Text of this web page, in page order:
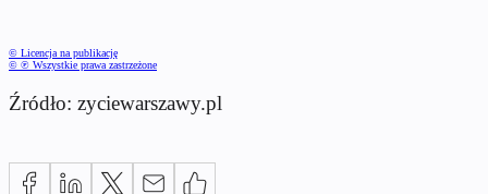
© Licencja na publikację
© ℗ Wszystkie prawa zastrzeżone
Źródło: zyciewarszawy.pl